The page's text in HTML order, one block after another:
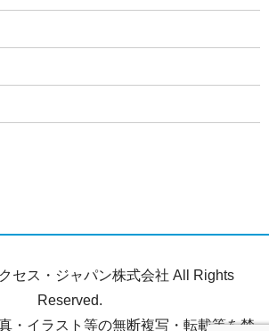
セス・ジャパン株式会社 All Rights
Reserved.
・イラスト等の無断複写・転載等を禁